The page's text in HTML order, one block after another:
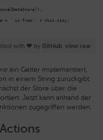
+ ' is from ' + this.city;
view raw
with ❤ by GitHub
ein Getter implementiert,
in einem String zurückgibt.
der Store über die
Jetzt kann anhand der
zugegriffen werden.